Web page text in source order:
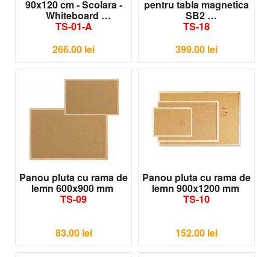
90x120 cm - Scolara -
Whiteboard
TS-01-A
266.00 lei
pentru tabla magnetica
SB2
TS-18
399.00 lei
Panou pluta cu rama de
lemn 600x900 mm
TS-09
83.00 lei
Panou pluta cu rama de
lemn 900x1200 mm
TS-10
152.00 lei